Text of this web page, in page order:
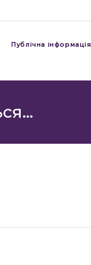
Публічна інформація